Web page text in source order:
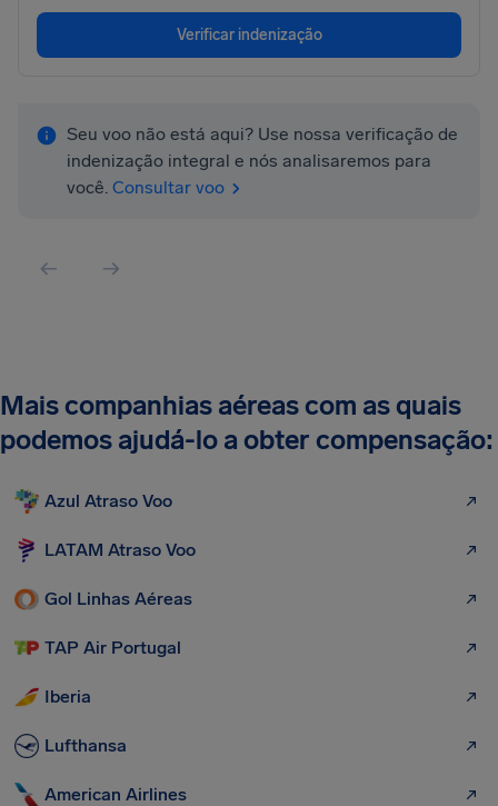
Verificar indenização
Seu voo não está aqui? Use nossa verificação de
indenização integral e nós analisaremos para
você. Consultar voo
Mais companhias aéreas com as quais
podemos ajudá-lo a obter compensação:
Azul Atraso Voo
LATAM Atraso Voo
Gol Linhas Aéreas
TAP Air Portugal
Iberia
Lufthansa
American Airlines